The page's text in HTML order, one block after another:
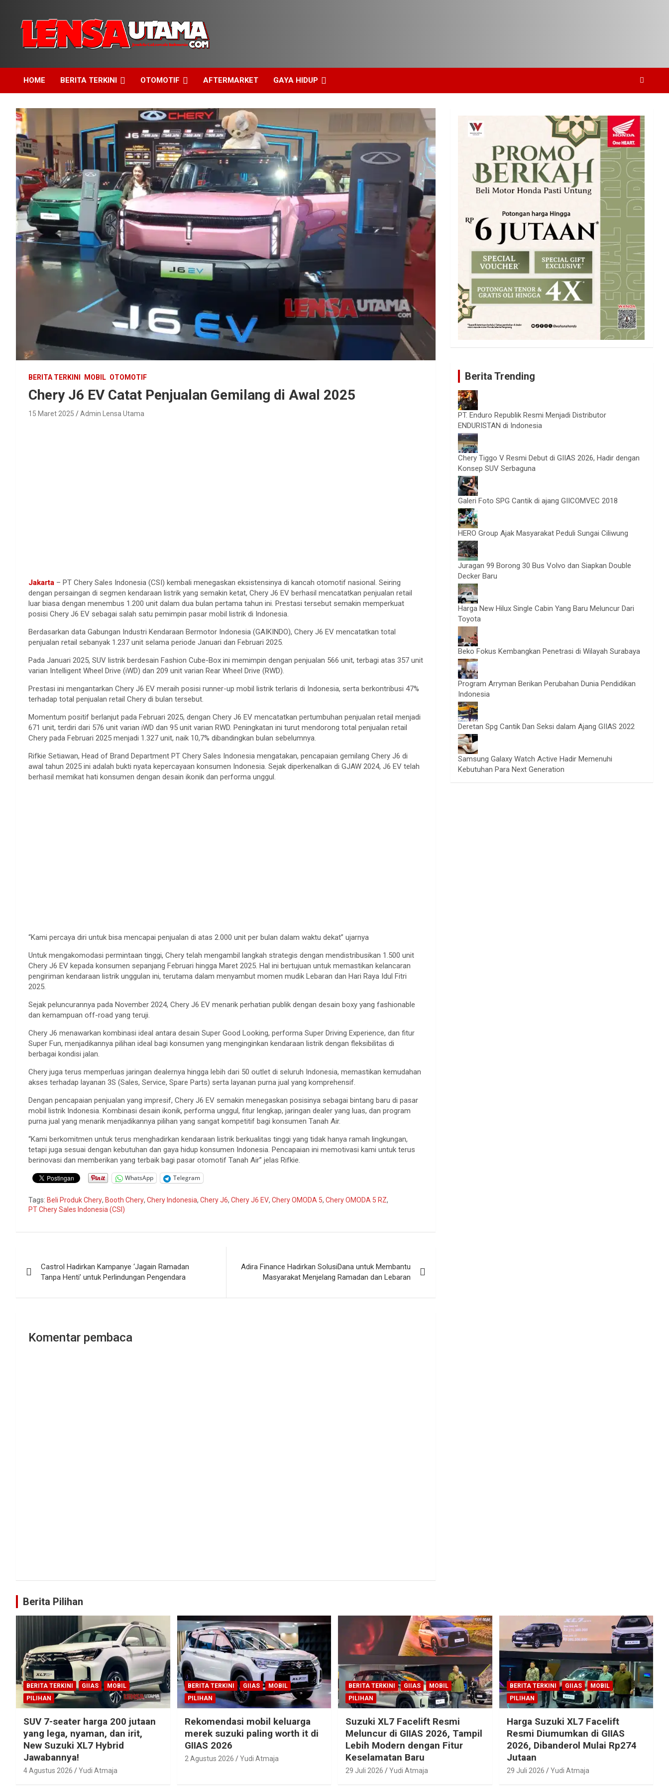
content
LensaUtama
HOME BERITA TERKINI OTOMOTIF AFTERMARKET GAYA HIDUP
BERITA TERKINI MOBIL OTOMOTIF
Chery J6 EV Catat Penjualan Gemilang di Awal 2025
15 Maret 2025 Admin Lensa Utama
Jakarta – PT Chery Sales Indonesia (CSI) kembali menegaskan eksistensinya di kancah otomotif nasional. Seiring
dengan persaingan di segmen kendaraan listrik yang semakin ketat, Chery J6 EV berhasil mencatatkan penjualan retail
luar biasa dengan menembus 1.200 unit dalam dua bulan pertama tahun ini. Prestasi tersebut semakin memperkuat
posisi Chery J6 EV sebagai salah satu pemimpin pasar mobil listrik di Indonesia.
Berdasarkan data Gabungan Industri Kendaraan Bermotor Indonesia (GAIKINDO), Chery J6 EV mencatatkan total
penjualan retail sebanyak 1.237 unit selama periode Januari dan Februari 2025.
Pada Januari 2025, SUV listrik berdesain Fashion Cube-Box ini memimpin dengan penjualan 566 unit, terbagi atas 357 unit
varian Intelligent Wheel Drive (iWD) dan 209 unit varian Rear Wheel Drive (RWD).
Prestasi ini mengantarkan Chery J6 EV meraih posisi runner-up mobil listrik terlaris di Indonesia, serta berkontribusi 47%
terhadap total penjualan retail Chery di bulan tersebut.
Momentum positif berlanjut pada Februari 2025, dengan Chery J6 EV mencatatkan pertumbuhan penjualan retail menjadi
671 unit, terdiri dari 576 unit varian iWD dan 95 unit varian RWD. Peningkatan ini turut mendorong total penjualan retail
Chery pada Februari 2025 menjadi 1.327 unit, naik 10,7% dibandingkan bulan sebelumnya.
Rifkie Setiawan, Head of Brand Department PT Chery Sales Indonesia mengatakan, pencapaian gemilang Chery J6 di
awal tahun 2025 ini adalah bukti nyata kepercayaan konsumen Indonesia. Sejak diperkenalkan di GJAW 2024, J6 EV telah
berhasil memikat hati konsumen dengan desain ikonik dan performa unggul.
“Kami percaya diri untuk bisa mencapai penjualan di atas 2.000 unit per bulan dalam waktu dekat” ujarnya
Untuk mengakomodasi permintaan tinggi, Chery telah mengambil langkah strategis dengan mendistribusikan 1.500 unit
Chery J6 EV kepada konsumen sepanjang Februari hingga Maret 2025. Hal ini bertujuan untuk memastikan kelancaran
pengiriman kendaraan listrik unggulan ini, terutama dalam menyambut momen mudik Lebaran dan Hari Raya Idul Fitri
2025.
Sejak peluncurannya pada November 2024, Chery J6 EV menarik perhatian publik dengan desain boxy yang fashionable
dan kemampuan off-road yang teruji.
Chery J6 menawarkan kombinasi ideal antara desain Super Good Looking, performa Super Driving Experience, dan fitur
Super Fun, menjadikannya pilihan ideal bagi konsumen yang menginginkan kendaraan listrik dengan fleksibilitas di
berbagai kondisi jalan.
Chery juga terus memperluas jaringan dealernya hingga lebih dari 50 outlet di seluruh Indonesia, memastikan kemudahan
akses terhadap layanan 3S (Sales, Service, Spare Parts) serta layanan purna jual yang komprehensif.
Dengan pencapaian penjualan yang impresif, Chery J6 EV semakin menegaskan posisinya sebagai bintang baru di pasar
mobil listrik Indonesia. Kombinasi desain ikonik, performa unggul, fitur lengkap, jaringan dealer yang luas, dan program
purna jual yang menarik menjadikannya pilihan yang sangat kompetitif bagi konsumen Tanah Air.
“Kami berkomitmen untuk terus menghadirkan kendaraan listrik berkualitas tinggi yang tidak hanya ramah lingkungan,
tetapi juga sesuai dengan kebutuhan dan gaya hidup konsumen Indonesia. Pencapaian ini memotivasi kami untuk terus
berinovasi dan memberikan yang terbaik bagi pasar otomotif Tanah Air” jelas Rifkie.
WhatsApp Telegram
Tags: Beli Produk Chery, Booth Chery, Chery Indonesia, Chery J6, Chery J6 EV, Chery OMODA 5, Chery OMODA 5 RZ,
PT Chery Sales Indonesia (CSI)
pos
Castrol Hadirkan Kampanye ‘Jagain Ramadan
Tanpa Henti’ untuk Perlindungan Pengendara
Adira Finance Hadirkan SolusiDana untuk Membantu
Masyarakat Menjelang Ramadan dan Lebaran
Komentar pembaca
Berita Trending
PT. Enduro Republik Resmi Menjadi Distributor
ENDURISTAN di Indonesia
Chery Tiggo V Resmi Debut di GIIAS 2026, Hadir dengan
Konsep SUV Serbaguna
Galeri Foto SPG Cantik di ajang GIICOMVEC 2018
HERO Group Ajak Masyarakat Peduli Sungai Ciliwung
Juragan 99 Borong 30 Bus Volvo dan Siapkan Double
Decker Baru
Harga New Hilux Single Cabin Yang Baru Meluncur Dari
Toyota
Beko Fokus Kembangkan Penetrasi di Wilayah Surabaya
Program Arryman Berikan Perubahan Dunia Pendidikan
Indonesia
Deretan Spg Cantik Dan Seksi dalam Ajang GIIAS 2022
Samsung Galaxy Watch Active Hadir Memenuhi
Kebutuhan Para Next Generation
Berita Pilihan
BERITA TERKINI GIIAS
MOBIL
PILIHAN
SUV 7-seater harga 200 jutaan
yang lega, nyaman, dan irit,
New Suzuki XL7 Hybrid
Jawabannya!
4 Agustus 2026 Yudi Atmaja
BERITA TERKINI GIIAS
MOBIL
PILIHAN
Rekomendasi mobil keluarga
merek suzuki paling worth it di
GIIAS 2026
2 Agustus 2026 Yudi Atmaja
BERITA TERKINI GIIAS
MOBIL
PILIHAN
Suzuki XL7 Facelift Resmi
Meluncur di GIIAS 2026, Tampil
Lebih Modern dengan Fitur
Keselamatan Baru
29 Juli 2026 Yudi Atmaja
BERITA TERKINI GIIAS
MOBIL
PILIHAN
Harga Suzuki XL7 Facelift
Resmi Diumumkan di GIIAS
2026, Dibanderol Mulai Rp274
Jutaan
29 Juli 2026 Yudi Atmaja